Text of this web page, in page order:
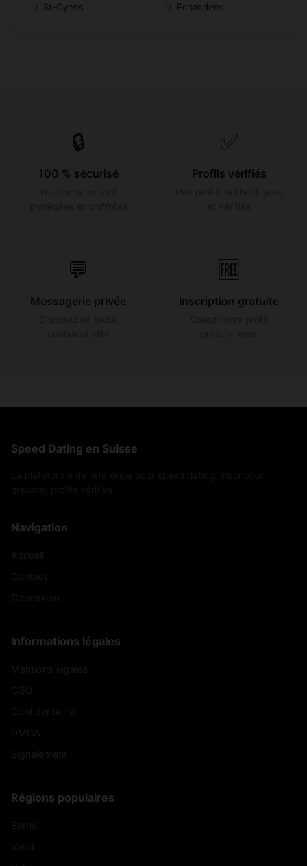
St-Oyens Echandens
🔒
100 % sécurisé
✅
Profils vérifiés
💬
Messagerie privée
🆓
Inscription gratuite
Speed Dating en Suisse
Navigation
Informations légales
Régions populaires